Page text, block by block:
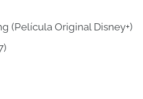
(Película Original Disney+)